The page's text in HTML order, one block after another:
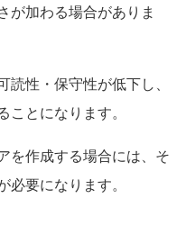
が加わる場合がありま
性・保守性が低下し、
とになります。
を作成する場合には、そ
要になります。